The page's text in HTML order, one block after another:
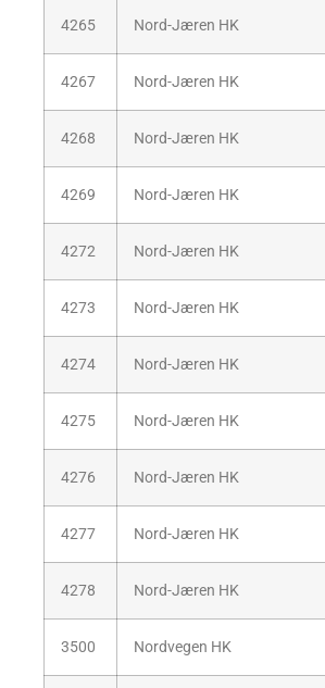
4265 Nord-Jæren HK
4267 Nord-Jæren HK
4268 Nord-Jæren HK
4269 Nord-Jæren HK
4272 Nord-Jæren HK
4273 Nord-Jæren HK
4274 Nord-Jæren HK
4275 Nord-Jæren HK
4276 Nord-Jæren HK
4277 Nord-Jæren HK
4278 Nord-Jæren HK
3500 Nordvegen HK